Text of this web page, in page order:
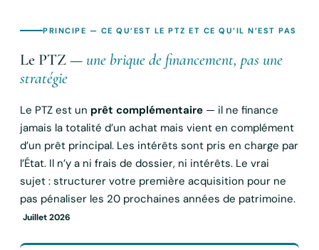
PRINCIPE — CE QU’EST LE PTZ ET CE QU’IL N’EST PAS
Le PTZ —une brique de financement, pas une
stratégie
Le PTZ est un prêt complémentaire — il ne finance
jamais la totalité d’un achat mais vient en complément
d’un prêt principal. Les intérêts sont pris en charge par
l’État. Il n’y a ni frais de dossier, ni intérêts. Le vrai
sujet : structurer votre première acquisition pour ne
pas pénaliser les 20 prochaines années de patrimoine.
Juillet 2026